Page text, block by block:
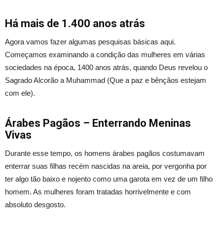
Há mais de 1.400 anos atrás
Agora vamos fazer algumas pesquisas básicas aqui.
Começamos examinando a condição das mulheres em várias
sociedades na época, 1400 anos atrás, quando Deus revelou o
Sagrado Alcorão a Muhammad (Que a paz e bênçãos estejam
com ele).
Árabes Pagãos – Enterrando Meninas
Vivas
Durante esse tempo, os homens árabes pagãos costumavam
enterrar suas filhas recém nascidas na areia, por vergonha por
ter algo tão baixo e nojento como uma garota em vez de um filho
homem. As mulheres foram tratadas horrivelmente e com
absoluto desgosto.